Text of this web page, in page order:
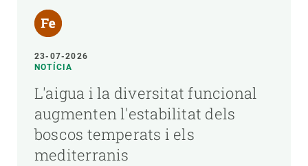
23-07-2026
NOTÍCIA
L'aigua i la diversitat funcional
augmenten l'estabilitat dels
boscos temperats i els
mediterranis